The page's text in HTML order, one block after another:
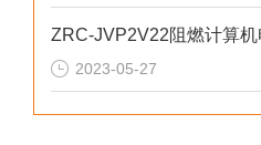
2023-05-27